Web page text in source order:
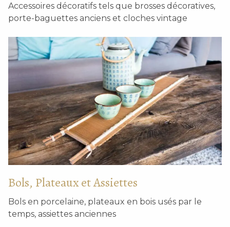
Boîte à pique-nique en
bois avec couvercle et
Paniers paysans ronds
Paniers rustiques Boîte carrée.
Accessoires décoratifs tels que brosses décoratives,
porte-baguettes anciens et cloches vintage
Bols, Plateaux et Assiettes
Bols en porcelaine, plateaux en bois usés par le
temps, assiettes anciennes